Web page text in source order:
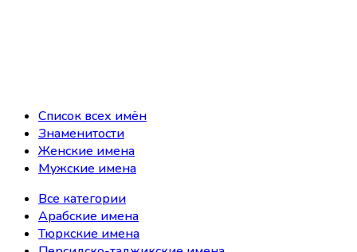
Список всех имён
Знаменитости
Женские имена
Мужские имена
Все категории
Арабские имена
Тюркские имена